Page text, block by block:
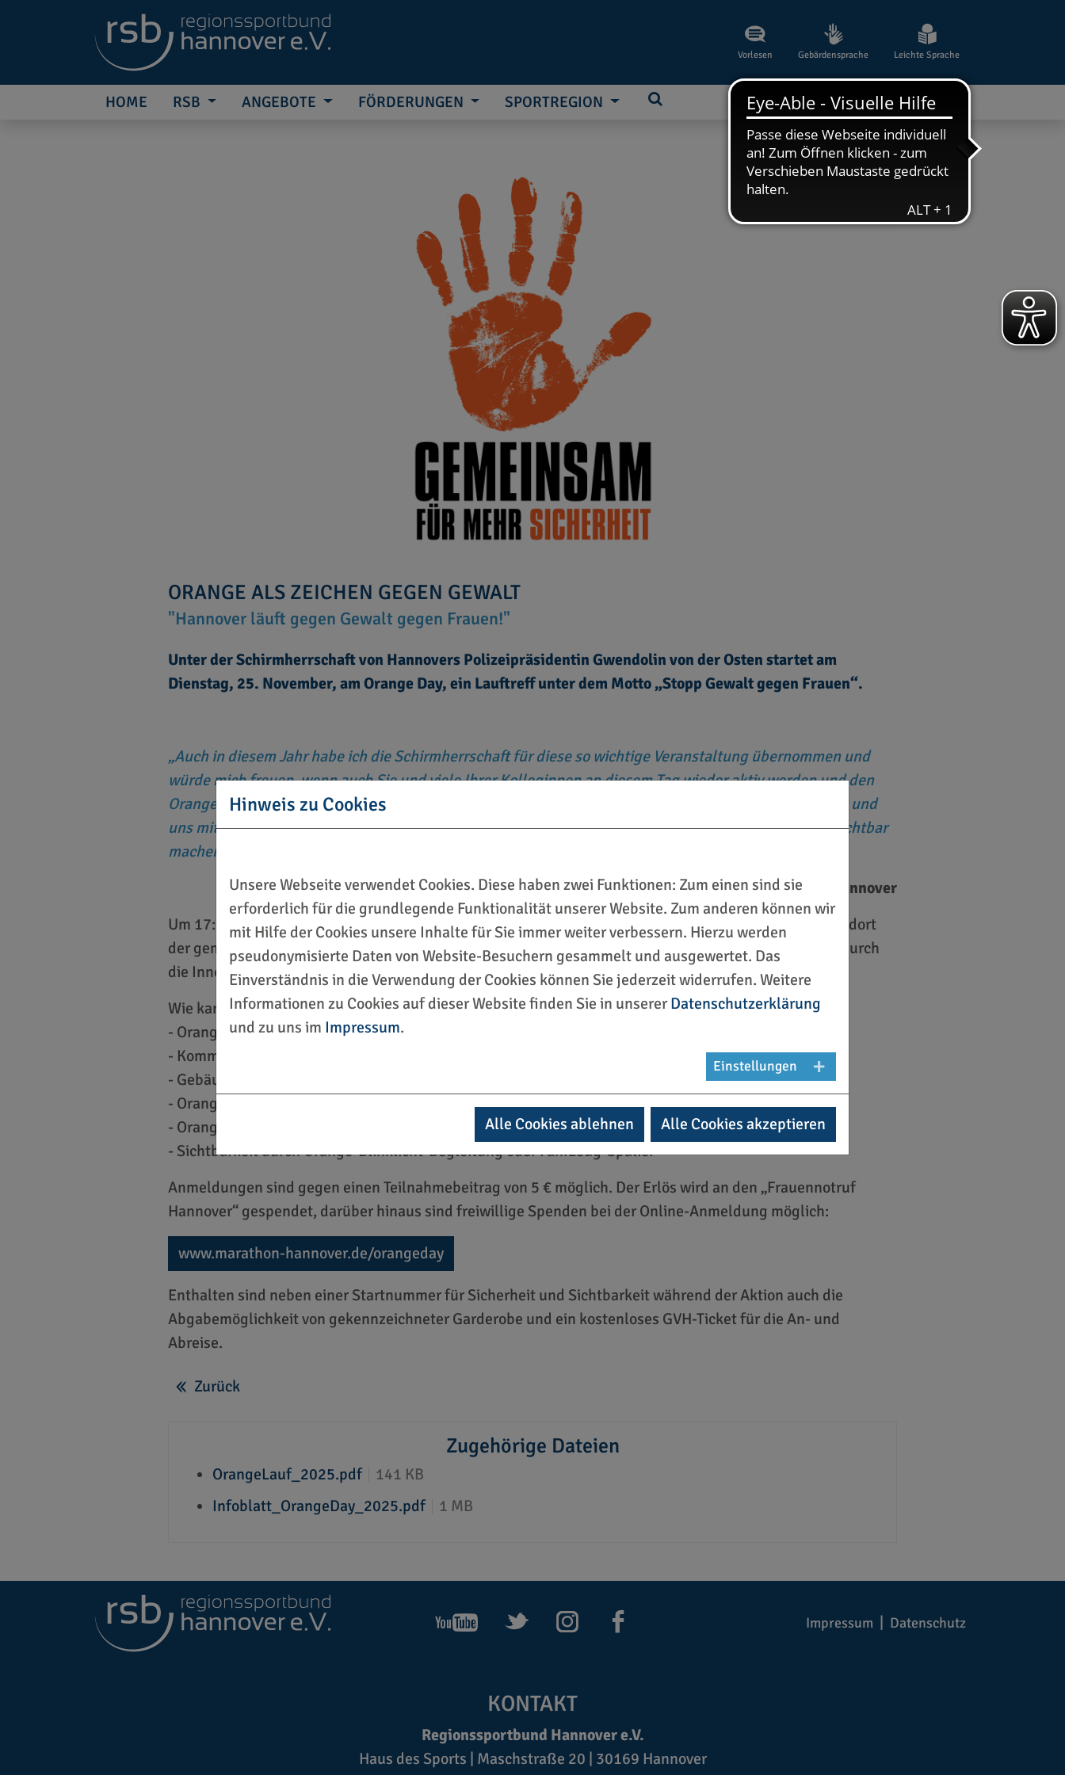
Vorlesen Gebärdensprache Leichte Sprache
HOME RSB ANGEBOTE FÖRDERUNGEN SPORTREGION
ORANGE ALS ZEICHEN GEGEN GEWALT
"Hannover läuft gegen Gewalt gegen Frauen!"
Unter der Schirmherrschaft von Hannovers Polizeipräsidentin Gwendolin von der Osten startet am
Dienstag, 25. November, am Orange Day, ein Lauftreff unter dem Motto „Stopp Gewalt gegen Frauen“.
Auch in diesem Jahr habe ich die Schirmherrschaft für diese so wichtige Veranstaltung übernommen und
würde mich freuen, wenn auch Sie und viele Ihrer Kolleginnen an diesem Tag wieder aktiv werden und den
Orange Day Lauf 2025 unterstützen. Gemeinsam wollen wir erneut Stellung beziehen, Haltung zeigen und
uns mit all den Opfern „Häuslicher Gewalt“ solidarisieren und ihr nicht zu akzeptierendes Schicksal sichtbar
machen.
Gwendolin von der Osten, Polizeipräsidentin Hannover
Um 17:00 Uhr findet der Treffpunkt auf dem Platz der Menschenrechte statt und um 18:00 Uhr startet dort
der gemeinsame Lauf. Auf dem Platz der Menschenrechte wird, nach fünf Kilometern kreuz und quer durch
die Innenstadt, auch das Ziel sein.
Wie kann ich noch meine Solidarität ausdrücken:
- Orangefarbene Bekleidung und Accessoires tragen
- Kommunikation des MitMach-Angebots
- Gebäude und Geschäfte orange beleuchten
- Orangefarbene Sitzgelegenheiten aufstellen: Hier ist kein Platz für Gewalt!
- Oranges Licht in die Fenster stellen
- Sichtbarkeit durch Orange-Blinklicht-Begleitung oder Fahrzeug-Spalier
Anmeldungen sind gegen einen Teilnahmebeitrag von 5 € möglich. Der Erlös wird an den „Frauennotruf
Hannover“ gespendet, darüber hinaus sind freiwillige Spenden bei der Online-Anmeldung möglich:
www.marathon-hannover.de/orangeday
Enthalten sind neben einer Startnummer für Sicherheit und Sichtbarkeit während der Aktion auch die
Abgabemöglichkeit von gekennzeichneter Garderobe und ein kostenloses GVH-Ticket für die An- und
Abreise.
Zurück
Zugehörige Dateien
OrangeLauf_2025.pdf
141 KB
Infoblatt_OrangeDay_2025.pdf
1 MB
Impressum Datenschutz
KONTAKT
Regionssportbund Hannover e.V.
Haus des Sports | Maschstraße 20 | 30169 Hannover
Hinweis zu Cookies
Unsere Webseite verwendet Cookies. Diese haben zwei Funktionen: Zum einen sind sie
erforderlich für die grundlegende Funktionalität unserer Website. Zum anderen können wir
mit Hilfe der Cookies unsere Inhalte für Sie immer weiter verbessern. Hierzu werden
pseudonymisierte Daten von Website-Besuchern gesammelt und ausgewertet. Das
Einverständnis in die Verwendung der Cookies können Sie jederzeit widerrufen. Weitere
Informationen zu Cookies auf dieser Website finden Sie in unsererDatenschutzerklärung
und zu uns im Impressum.
Einstellungen
Alle Cookies ablehnen Alle Cookies akzeptieren